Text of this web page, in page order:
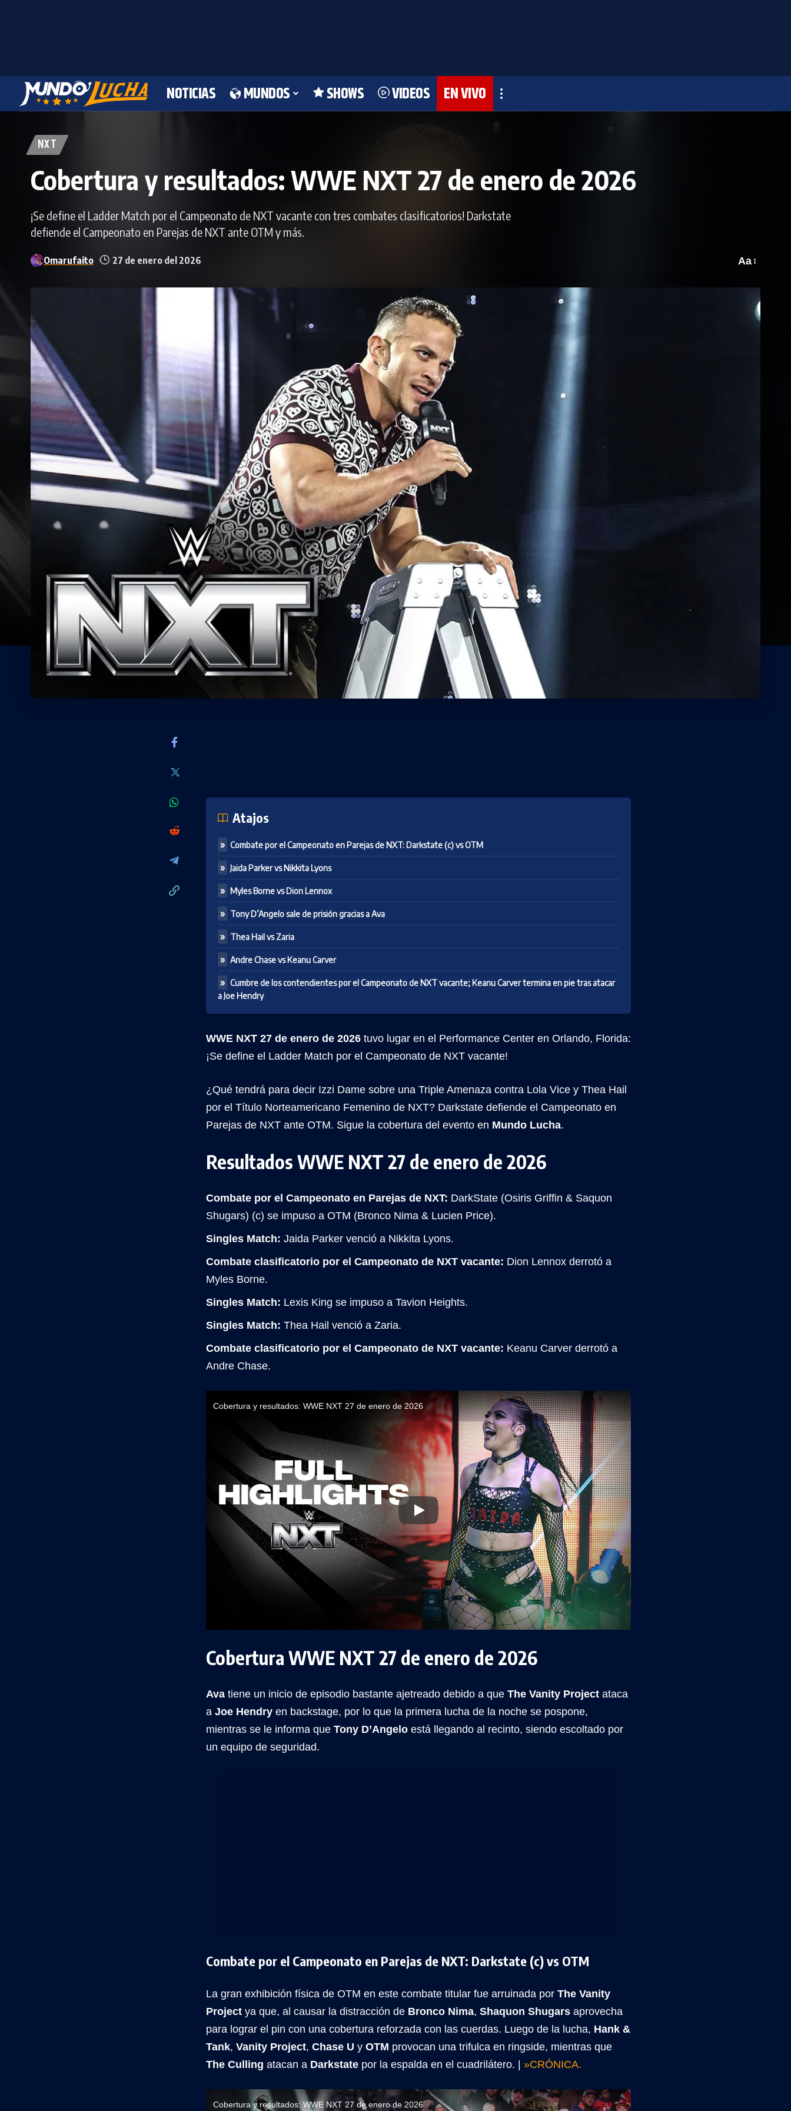
NOTICIAS MUNDOS SHOWS VIDEOS EN VIVO
NXT
Cobertura y resultados: WWE NXT 27 de enero de 2026
¡Se define el Ladder Match por el Campeonato de NXT vacante con tres combates clasificatorios! Darkstate
defiende el Campeonato en Parejas de NXT ante OTM y más.
Omarufaito 27 de enero del 2026 Aa
Atajos
Combate por el Campeonato en Parejas de NXT: Darkstate (c) vs OTM
Jaida Parker vs Nikkita Lyons
Myles Borne vs Dion Lennox
Tony D’Angelo sale de prisión gracias a Ava
Thea Hail vs Zaria
Andre Chase vs Keanu Carver
Cumbre de los contendientes por el Campeonato de NXT vacante; Keanu Carver termina en pie tras atacar
a Joe Hendry
WWE NXT 27 de enero de 2026 tuvo lugar en el Performance Center en Orlando, Florida:
¡Se define el Ladder Match por el Campeonato de NXT vacante!
¿Qué tendrá para decir Izzi Dame sobre una Triple Amenaza contra Lola Vice y Thea Hail
por el Título Norteamericano Femenino de NXT? Darkstate defiende el Campeonato en
Parejas de NXT ante OTM. Sigue la cobertura del evento en Mundo Lucha.
Resultados WWE NXT 27 de enero de 2026
Combate por el Campeonato en Parejas de NXT: DarkState (Osiris Griffin & Saquon
Shugars) (c) se impuso a OTM (Bronco Nima & Lucien Price).
Singles Match: Jaida Parker venció a Nikkita Lyons.
Combate clasificatorio por el Campeonato de NXT vacante: Dion Lennox derrotó a
Myles Borne.
Singles Match: Lexis King se impuso a Tavion Heights.
Singles Match: Thea Hail venció a Zaria.
Combate clasificatorio por el Campeonato de NXT vacante: Keanu Carver derrotó a
Andre Chase.
Cobertura y resultados: WWE NXT 27 de enero de 2026
Cobertura WWE NXT 27 de enero de 2026
Ava tiene un inicio de episodio bastante ajetreado debido a que The Vanity Project ataca
a Joe Hendry en backstage, por lo que la primera lucha de la noche se pospone,
mientras se le informa que Tony D’Angelo está llegando al recinto, siendo escoltado por
un equipo de seguridad.
Combate por el Campeonato en Parejas de NXT: Darkstate (c) vs OTM
La gran exhibición física de OTM en este combate titular fue arruinada por The Vanity
Project ya que, al causar la distracción de Bronco Nima, Shaquon Shugars aprovecha
para lograr el pin con una cobertura reforzada con las cuerdas. Luego de la lucha, Hank &
Tank, Vanity Project, Chase U y OTM provocan una trifulca en ringside, mientras que
The Culling atacan a Darkstate por la espalda en el cuadrilátero. | »CRÓNICA.
Cobertura y resultados: WWE NXT 27 de enero de 2026